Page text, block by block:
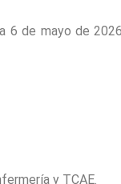
6 de mayo de
y TCAE.